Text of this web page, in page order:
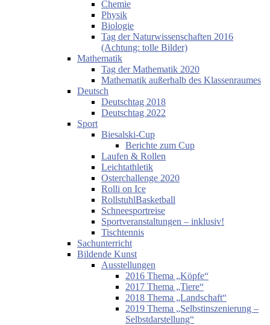
Chemie
Physik
Biologie
Tag der Naturwissenschaften 2016
(Achtung: tolle Bilder)
Mathematik
Tag der Mathematik 2020
Mathematik außerhalb des Klassenraumes
Deutsch
Deutschtag 2018
Deutschtag 2022
Sport
Biesalski-Cup
Berichte zum Cup
Laufen & Rollen
Leichtathletik
Osterchallenge 2020
Rolli on Ice
RollstuhlBasketball
Schneesportreise
Sportveranstaltungen – inklusiv!
Tischtennis
Sachunterricht
Bildende Kunst
Ausstellungen
2016 Thema „Köpfe“
2017 Thema „Tiere“
2018 Thema „Landschaft“
2019 Thema „Selbstinszenierung –
Selbstdarstellung“